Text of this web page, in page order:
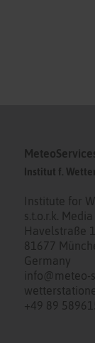
Institut f.
Institute for
s.t.o.r.k.
Havelstraße
81677
Germany
info@meteo-
+49 89